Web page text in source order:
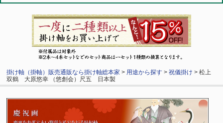
掛け軸（掛軸）販売通販なら掛け軸総本家 > 用途から探す >祝儀掛け > 松上
双鶴 大原悠幸 （悠創会）尺五 日本製